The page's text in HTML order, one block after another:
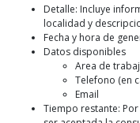
Detalle: Incluye
localidad y
Fecha y hora de
Datos disponibles
Area de
Telefono (en
Email
Tiempo restante: